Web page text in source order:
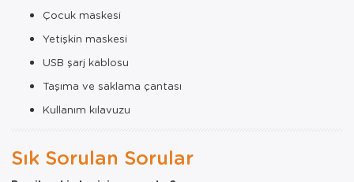
Çocuk maskesi
Yetişkin maskesi
USB şarj kablosu
Taşıma ve saklama çantası
Kullanım kılavuzu
Sık Sorulan Sorular